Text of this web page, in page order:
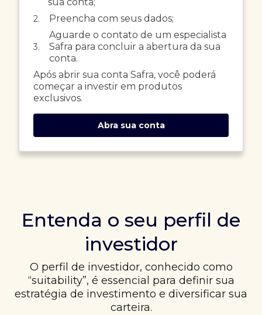
2. Preencha com seus dados;
3.
Aguarde o contato de um especialista
Safra para concluir a abertura da sua
conta.
Após abrir sua conta Safra, você poderá
começar a investir em produtos
exclusivos.
Abra sua conta
Entenda o seu perfil de
investidor
O perfil de investidor, conhecido como
“suitability”, é essencial para definir sua
estratégia de investimento e diversificar sua
carteira.